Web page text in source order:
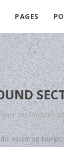
PAGES
incididunt
eiusmod